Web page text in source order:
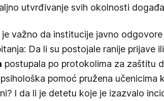
utvrđivanje svih okolnosti
je važno da institucije javno
Da li su postojale ranije prijave
postupala po protokolima za zaštitu
pomoć pružena učenicima
I da li je detetu koje je izazvalo